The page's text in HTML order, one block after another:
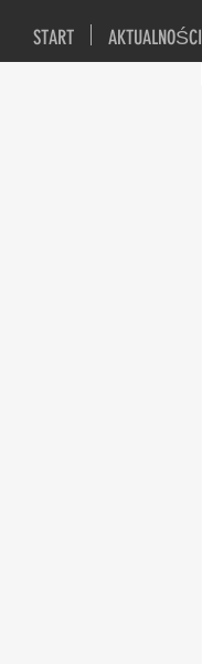
START AKTUALNOŚCI